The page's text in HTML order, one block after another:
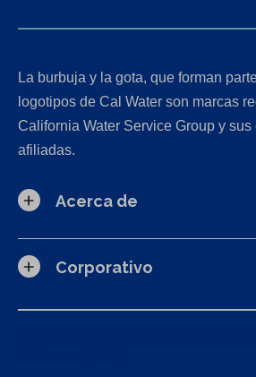
La burbuja y la gota, que forman
logotipos de Cal Water son marcas
California Water Service Group y
afiliadas.
Acerca de
Corporativo